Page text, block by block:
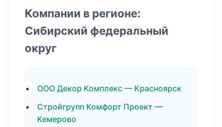
Компании в регионе:
Сибирский федеральный
округ
ООО Декор Комплекс — Красноярск
Стройгрупп Комфорт Проект —
Кемерово